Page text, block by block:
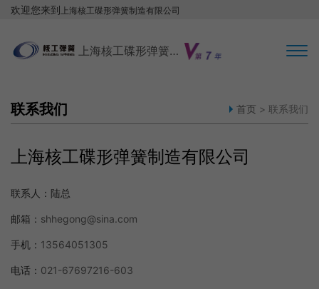
欢迎您来到 上海核工碟形弹簧制造有限公司
上海核工碟形弹簧制造有限公司
联系我们 首页 > 联系我们
上海核工碟形弹簧制造有限公司
联系人： 陆总
邮箱： shhegong@sina.com
手机： 13564051305
电话： 021-67697216-603